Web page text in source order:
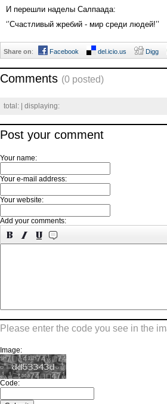
И перешли наделы Салпаада:
‘’Счастливый жребий - мир среди людей!’’
Share on: Facebook del.icio.us Digg
Comments (0 posted)
total: | displaying:
Post your comment
Your name:
Your e-mail address:
Your website:
Add your comments:
Please enter the code you see in the
Image:
Code: